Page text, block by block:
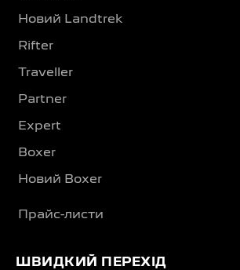
Новий Landtrek
Rifter
Traveller
Partner
Expert
Boxer
Новий Boxer
Прайс-листи
ШВИДКИЙ ПЕРЕХІД